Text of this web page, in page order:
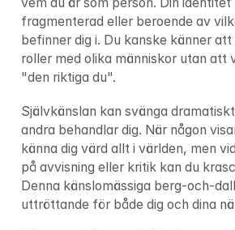
fragmenterad eller beroende av
befinner dig i. Du kanske känner
roller med olika människor utan att
"den riktiga du".
Självkänslan kan svänga
andra behandlar dig. När någon
känna dig värd allt i världen, men
på avvisning eller kritik kan du
Denna känslomässiga berg-och-
uttröttande för både dig och dina